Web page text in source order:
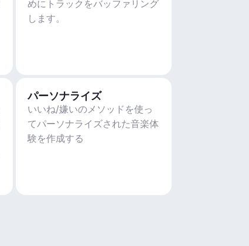
めにトラックをバッファリング
します。
パーソナライズ
いいね/嫌いのメソッドを使っ
てパーソナライズされた音楽体
験を作成する